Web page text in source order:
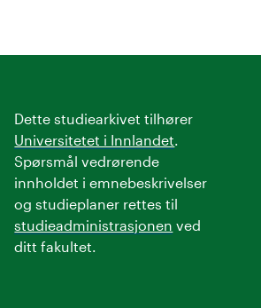
Dette studiearkivet tilhører
Universitetet i Innlandet.
Spørsmål vedrørende
innholdet i emnebeskrivelser
og studieplaner rettes til
studieadministrasjonen ved
ditt fakultet.